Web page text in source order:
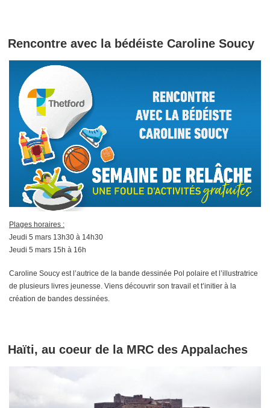
Rencontre avec la bédéiste Caroline Soucy
Plages horaires :
Jeudi 5 mars 13h30 à 14h30
Jeudi 5 mars 15h à 16h
Caroline Soucy est l’autrice de la bande dessinée Pol polaire et l’illustratrice
de plusieurs livres jeunesse. Viens découvrir son travail et t’initier à la
création de bandes dessinées.
Haïti, au coeur de la MRC des Appalaches